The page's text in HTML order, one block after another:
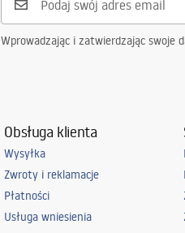
Wprowadzając i zatwierdzając swoje
Obsługa klienta
Wysyłka
Zwroty i reklamacje
Płatności
Usługa wniesienia